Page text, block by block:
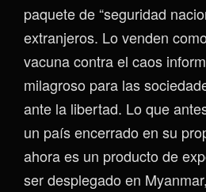
paquete de “seguridad
extranjeros. Lo venden
vacuna contra el caos
milagroso para las
ante la libertad. Lo que
un país encerrado en su
ahora es un producto de
ser desplegado en